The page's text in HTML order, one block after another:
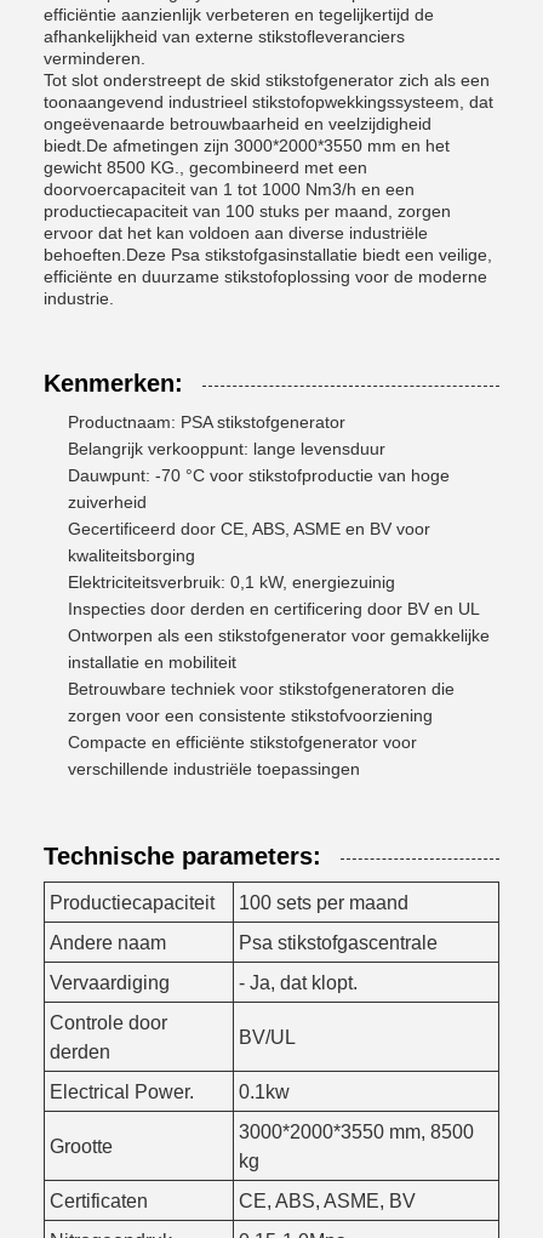
efficiëntie aanzienlijk verbeteren en tegelijkertijd de
afhankelijkheid van externe stikstofleveranciers
verminderen.
Tot slot onderstreept de skid stikstofgenerator zich als een
toonaangevend industrieel stikstofopwekkingssysteem, dat
ongeëvenaarde betrouwbaarheid en veelzijdigheid
biedt.De afmetingen zijn 3000*2000*3550 mm en het
gewicht 8500 KG., gecombineerd met een
doorvoercapaciteit van 1 tot 1000 Nm3/h en een
productiecapaciteit van 100 stuks per maand, zorgen
ervoor dat het kan voldoen aan diverse industriële
behoeften.Deze Psa stikstofgasinstallatie biedt een veilige,
efficiënte en duurzame stikstofoplossing voor de moderne
industrie.
Kenmerken:
Productnaam: PSA stikstofgenerator
Belangrijk verkooppunt: lange levensduur
Dauwpunt: -70 °C voor stikstofproductie van hoge
zuiverheid
Gecertificeerd door CE, ABS, ASME en BV voor
kwaliteitsborging
Elektriciteitsverbruik: 0,1 kW, energiezuinig
Inspecties door derden en certificering door BV en UL
Ontworpen als een stikstofgenerator voor gemakkelijke
installatie en mobiliteit
Betrouwbare techniek voor stikstofgeneratoren die
zorgen voor een consistente stikstofvoorziening
Compacte en efficiënte stikstofgenerator voor
verschillende industriële toepassingen
Technische parameters:
Productiecapaciteit
100 sets per maand
Andere naam
Psa stikstofgascentrale
Vervaardiging
- Ja, dat klopt.
Controle door
derden
BV/UL
Electrical Power. 0.1kw
Grootte
3000*2000*3550 mm, 8500
kg
Certificaten
CE, ABS, ASME, BV